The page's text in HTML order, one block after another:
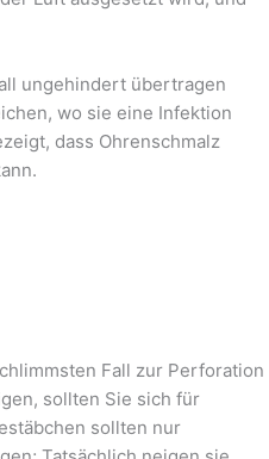
ungehindert übertragen
wo sie eine Infektion
dass Ohrenschmalz
Fall zur Perforation
sollten Sie sich für
sollten nur